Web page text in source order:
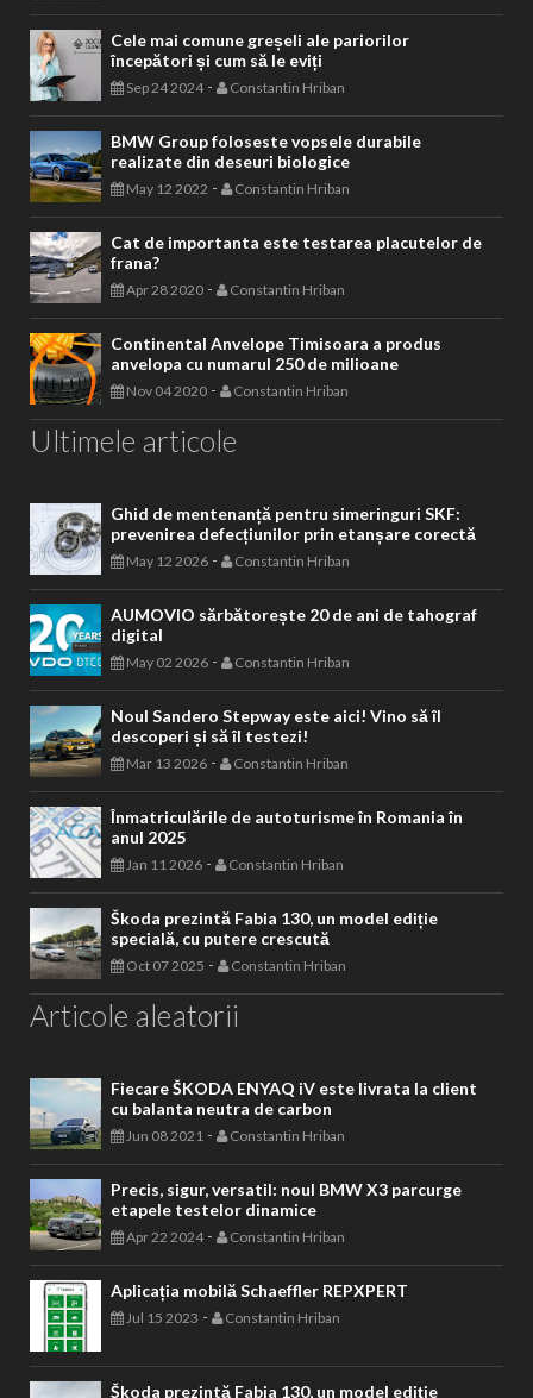
Cele mai comune greșeli ale pariorilor
începători și cum să le eviți
Sep 24 2024- Constantin Hriban
BMW Group foloseste vopsele durabile
realizate din deseuri biologice
May 12 2022 - Constantin Hriban
Cat de importanta este testarea placutelor de
frana?
Apr 28 2020 - Constantin Hriban
Continental Anvelope Timisoara a produs
anvelopa cu numarul 250 de milioane
Nov 04 2020 - Constantin Hriban
Ultimele articole
Ghid de mentenanță pentru simeringuri SKF:
prevenirea defecțiunilor prin etanșare corectă
May 12 2026 - Constantin Hriban
AUMOVIO sărbătorește 20 de ani de tahograf
digital
May 02 2026 - Constantin Hriban
Noul Sandero Stepway este aici! Vino să îl
descoperi și să îl testezi!
Mar 13 2026 - Constantin Hriban
Înmatriculările de autoturisme în Romania în
anul 2025
Jan 11 2026 - Constantin Hriban
Škoda prezintă Fabia 130, un model ediție
specială, cu putere crescută
Oct 07 2025 - Constantin Hriban
Articole aleatorii
Fiecare ŠKODA ENYAQ iV este livrata la client
cu balanta neutra de carbon
Jun 08 2021 - Constantin Hriban
Precis, sigur, versatil: noul BMW X3 parcurge
etapele testelor dinamice
Apr 22 2024- Constantin Hriban
Aplicația mobilă Schaeffler REPXPERT
Jul 15 2023 - Constantin Hriban
Škoda prezintă Fabia 130, un model ediție